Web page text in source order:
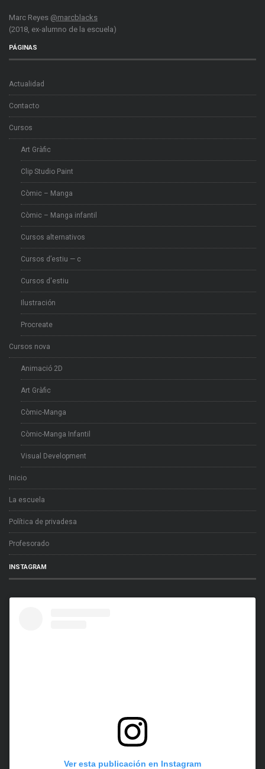
Marc Reyes @marcblacks
(2018, ex-alumno de la escuela)
PÁGINAS
Actualidad
Contacto
Cursos
Art Gràfic
Clip Studio Paint
Còmic – Manga
Còmic – Manga infantil
Cursos alternativos
Cursos d’estiu — c
Cursos d'estiu
Ilustración
Procreate
Cursos nova
Animació 2D
Art Gràfic
Còmic-Manga
Còmic-Manga Infantil
Visual Development
Inicio
La escuela
Política de privadesa
Profesorado
INSTAGRAM
Ver esta publicación en Instagram